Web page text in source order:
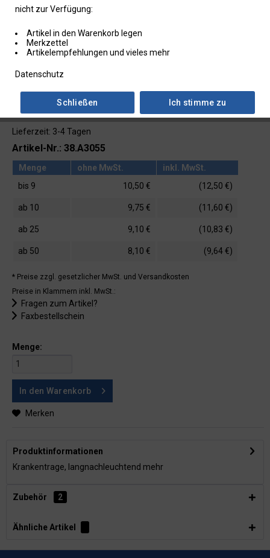
Lieferzeit: 3-4 Tagen
Artikel-Nr.: 38.A3055
Menge ohne MwSt.
inkl. MwSt.
bis 9 10,50 € (12,50 €)
ab 10 9,75 € (11,60 €)
ab 25 9,10 € (10,83 €)
ab 50 8,10 € (9,64 €)
* Preise zzgl. gesetzlicher MwSt. und Versandkosten
Preise in Klammern inkl. MwSt.:
Fragen zum Artikel?
Faxbestellschein
Menge:
In den Warenkorb
Merken
Produktinformationen
Krankentrage, langnachleuchtend mehr
Zubehör 2
Ähnliche Artikel
nicht zur Verfügung:
Artikel in den Warenkorb legen
Merkzettel
Artikelempfehlungen und vieles mehr
Datenschutz
Ich stimme zu
Schließen